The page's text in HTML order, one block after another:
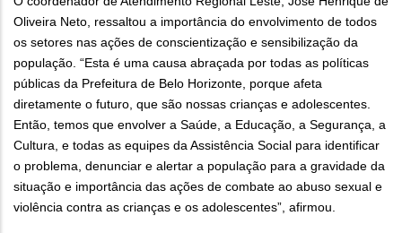
Oliveira Neto, ressaltou a importância do envolvimento de todos
os setores nas ações de conscientização e sensibilização da
população. “Esta é uma causa abraçada por todas as políticas
públicas da Prefeitura de Belo Horizonte, porque afeta
diretamente o futuro, que são nossas crianças e adolescentes.
Então, temos que envolver a Saúde, a Educação, a Segurança, a
Cultura, e todas as equipes da Assistência Social para identificar
o problema, denunciar e alertar a população para a gravidade da
situação e importância das ações de combate ao abuso sexual e
violência contra as crianças e os adolescentes”, afirmou.